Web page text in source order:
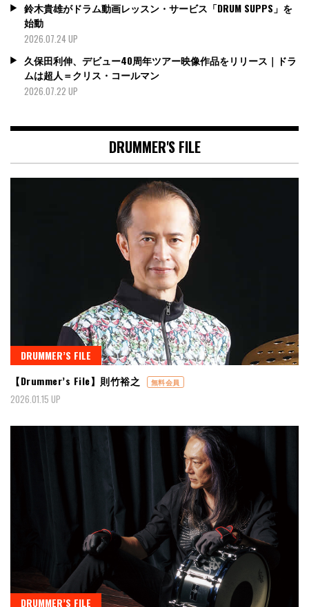
鈴木貴雄がドラム動画レッスン・サービス「DRUM SUPPS」を
始動
2026.07.24 UP
久保田利伸、デビュー40周年ツアー映像作品をリリース｜ドラ
ムは超人＝クリス・コールマン
2026.07.22 UP
DRUMMER'S FILE
DRUMMER’S FILE
【Drummer’s File】則竹裕之
無料会員
2026.01.15 UP
DRUMMER’S FILE